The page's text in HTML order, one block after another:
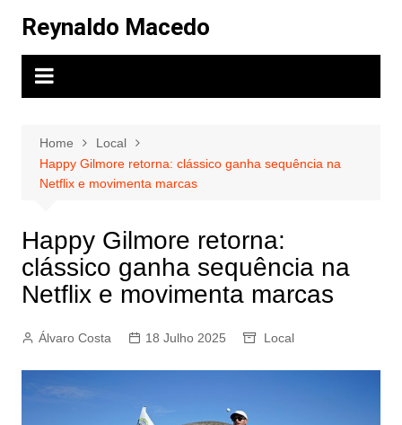
content
Reynaldo Macedo
Home
Local
Happy Gilmore retorna: clássico ganha sequência na
Netflix e movimenta marcas
Happy Gilmore retorna:
clássico ganha sequência na
Netflix e movimenta marcas
Álvaro Costa 18 Julho 2025 Local